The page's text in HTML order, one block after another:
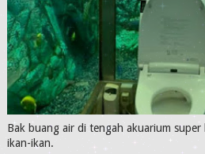
Bak buang air di tengah akuarium super
ikan-ikan.